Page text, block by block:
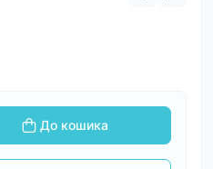
До кошика